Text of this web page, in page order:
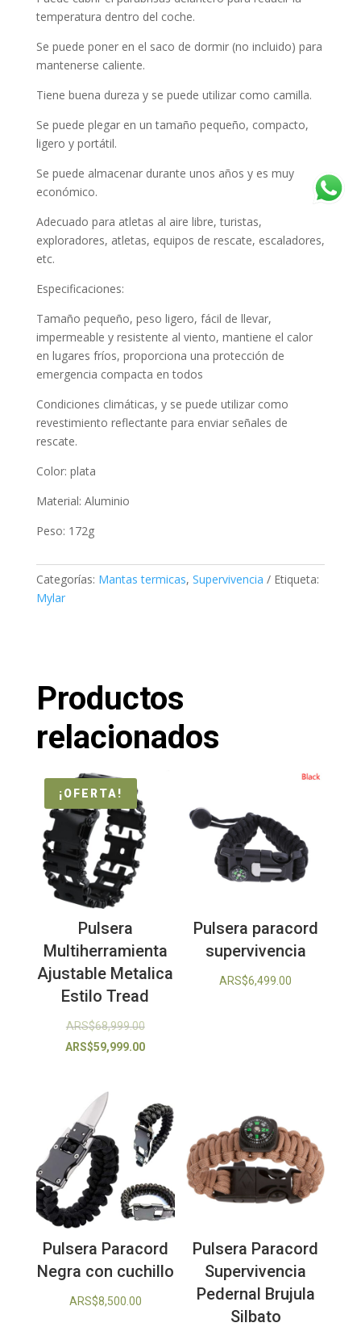
temperatura dentro del coche.
Se puede poner en el saco de dormir (no incluido) para
mantenerse caliente.
Tiene buena dureza y se puede utilizar como camilla.
Se puede plegar en un tamaño pequeño, compacto,
ligero y portátil.
Se puede almacenar durante unos años y es muy
económico.
Adecuado para atletas al aire libre, turistas,
exploradores, atletas, equipos de rescate, escaladores,
etc.
Especificaciones:
Tamaño pequeño, peso ligero, fácil de llevar,
impermeable y resistente al viento, mantiene el calor
en lugares fríos, proporciona una protección de
emergencia compacta en todos
Condiciones climáticas, y se puede utilizar como
revestimiento reflectante para enviar señales de
rescate.
Color: plata
Material: Aluminio
Peso: 172g
Categorías: Mantas termicas, Supervivencia
Etiqueta:
Mylar
Productos
relacionados
¡OFERTA!
Pulsera
Multiherramienta
Ajustable Metalica
Estilo Tread
ARS$68,999.00El
precio
ARS$68,999.00.
ARS$59,999.00El
es:
ARS$59,999.00.
Pulsera paracord
supervivencia
ARS$6,499.00
Pulsera Paracord
Negra con cuchillo
ARS$8,500.00
Pulsera Paracord
Supervivencia
Pedernal Brujula
Silbato